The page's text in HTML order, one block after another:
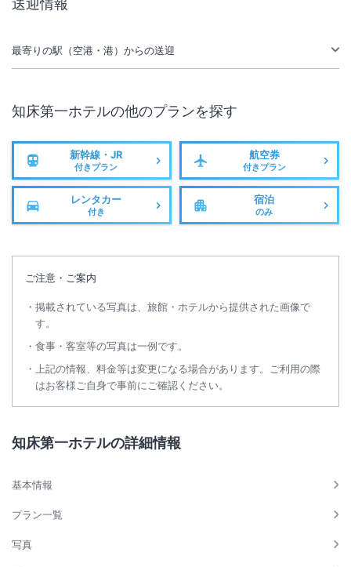
１室に大人２名以上でご利用の場合、子供料金が適用となります（２名
知床峠は冬期間通行止となります。事前にご確認ください。
送迎情報
最寄りの駅（空港・港）からの送迎
知床第一ホテルの他のプランを探す
新幹線・JR
付きプラン
航空券
付きプラン
レンタカー
付き
宿泊
のみ
ご注意・ご案内
掲載されている写真は、旅館・ホテルから提供された画像で
す。
食事・客室等の写真は一例です。
上記の情報、料金等は変更になる場合があります。ご利用の際
はお客様ご自身で事前にご確認ください。
知床第一ホテルの詳細情報
基本情報
プラン一覧
写真